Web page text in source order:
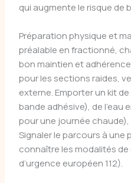
qui augmente le risque de
Préparation physique et
préalable en fractionné,
bon maintien et
pour les sections raides,
externe. Emporter un kit
bande adhésive), de l’eau
pour une journée
Signaler le parcours à
connaître les modalités
d’urgence européen 112).